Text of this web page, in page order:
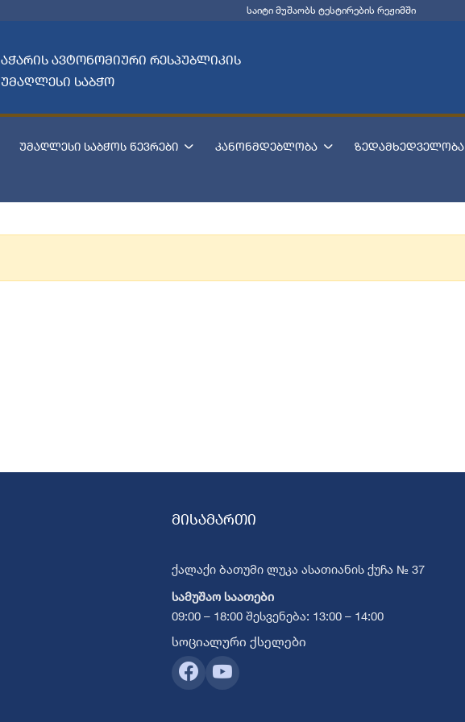
საიტი მუშაობს ტესტირების რეჟიმში
აჭარის ავტონომიური რესპუბლიკის
უმაღლესი საბჭო
უმაღლესი საბჭოს წევრები კანონმდებლობა ზედამხედველობა
მისამართი
ქალაქი ბათუმი ლუკა ასათიანის ქუჩა № 37
სამუშაო საათები
09:00 – 18:00 შესვენება: 13:00 – 14:00
სოციალური ქსელები